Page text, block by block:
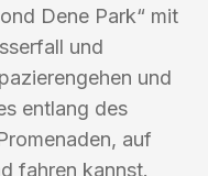
Dene Park“ mit
und
und
entlang des
auf
fahren kannst.